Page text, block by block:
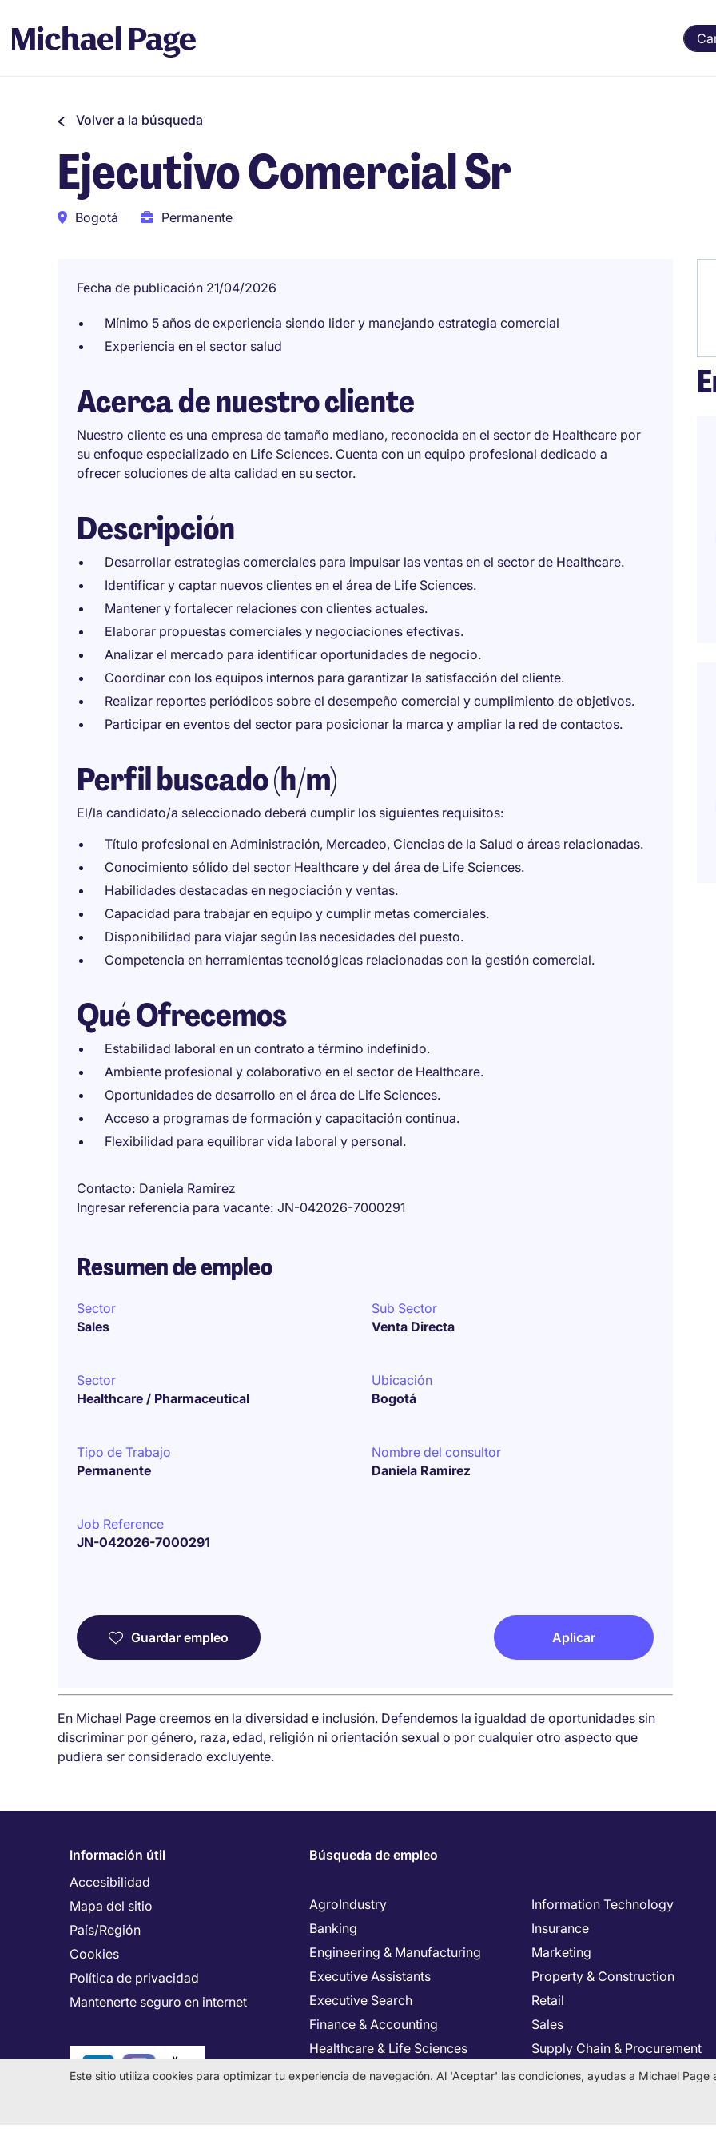
Volver a la búsqueda
Ejecutivo Comercial Sr
Bogotá Permanente
Fecha de publicación 21/04/2026
Mínimo 5 años de experiencia siendo lider y manejando estrategia comercial
Experiencia en el sector salud
Acerca de nuestro cliente
Nuestro cliente es una empresa de tamaño mediano, reconocida en el sector de Healthcare por
su enfoque especializado en Life Sciences. Cuenta con un equipo profesional dedicado a
ofrecer soluciones de alta calidad en su sector.
Descripción
Desarrollar estrategias comerciales para impulsar las ventas en el sector de Healthcare.
Identificar y captar nuevos clientes en el área de Life Sciences.
Mantener y fortalecer relaciones con clientes actuales.
Elaborar propuestas comerciales y negociaciones efectivas.
Analizar el mercado para identificar oportunidades de negocio.
Coordinar con los equipos internos para garantizar la satisfacción del cliente.
Realizar reportes periódicos sobre el desempeño comercial y cumplimiento de objetivos.
Participar en eventos del sector para posicionar la marca y ampliar la red de contactos.
Perfil buscado (h/m)
El/la candidato/a seleccionado deberá cumplir los siguientes requisitos:
Título profesional en Administración, Mercadeo, Ciencias de la Salud o áreas relacionadas.
Conocimiento sólido del sector Healthcare y del área de Life Sciences.
Habilidades destacadas en negociación y ventas.
Capacidad para trabajar en equipo y cumplir metas comerciales.
Disponibilidad para viajar según las necesidades del puesto.
Competencia en herramientas tecnológicas relacionadas con la gestión comercial.
Qué Ofrecemos
Estabilidad laboral en un contrato a término indefinido.
Ambiente profesional y colaborativo en el sector de Healthcare.
Oportunidades de desarrollo en el área de Life Sciences.
Acceso a programas de formación y capacitación continua.
Flexibilidad para equilibrar vida laboral y personal.
Contacto Daniela Ramirez
Ingresar referencia para vacante JN-042026-7000291
Resumen de empleo
Sector
Sales
Sub Sector
Venta Directa
Sector
Healthcare / Pharmaceutical
Ubicación
Bogotá
Tipo de Trabajo
Permanente
Nombre del consultor
Daniela Ramirez
Job Reference
JN-042026-7000291
Guardar empleo Aplicar
En Michael Page creemos en la diversidad e inclusión. Defendemos la igualdad de oportunidades sin
discriminar por género, raza, edad, religión ni orientación sexual o por cualquier otro aspecto que
pudiera ser considerado excluyente.
Información útil
Accesibilidad
Mapa del sitio
País/Región
Cookies
Política de privacidad
Mantenerte seguro en internet
Búsqueda de empleo
AgroIndustry
Banking
Engineering & Manufacturing
Executive Assistants
Executive Search
Finance & Accounting
Healthcare & Life Sciences
Human Resources
Information Technology
Insurance
Marketing
Property & Construction
Retail
Sales
Supply Chain & Procurement
Tax & Legal
Este sitio utiliza cookies para optimizar tu experiencia de navegación. Al 'Aceptar' las condiciones, ayudas a Michael Page